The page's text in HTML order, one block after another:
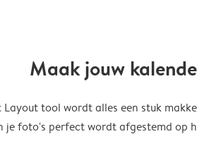
Maak jouw
Layout tool wordt alles een stuk
je foto's perfect wordt afgestemd op